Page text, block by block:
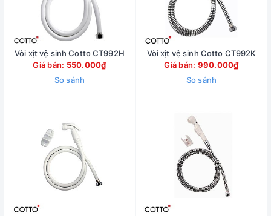
Vòi xịt vệ sinh Cotto CT992H
Giá bán: 550.000₫
So sánh
Vòi xịt vệ sinh Cotto CT992K
Giá bán: 990.000₫
So sánh